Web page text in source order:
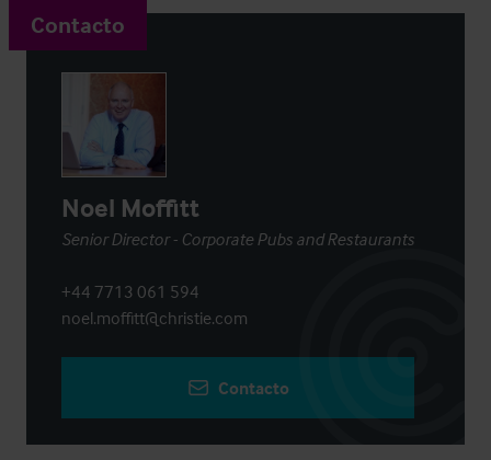
Contacto
Noel Moffitt
Senior Director - Corporate Pubs and Restaurants
+44 7713 061 594
noel.moffitt@christie.com
Contacto